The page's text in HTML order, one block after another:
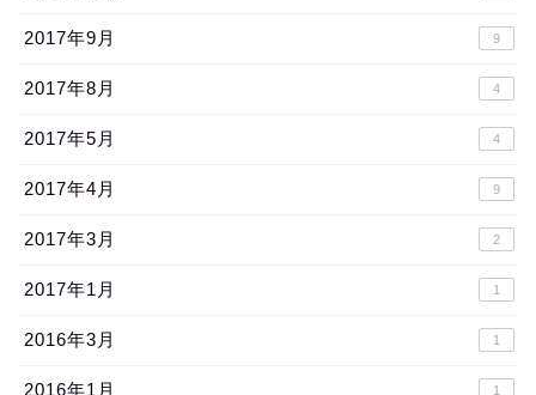
2017年9月 9
2017年8月 4
2017年5月 4
2017年4月 9
2017年3月 2
2017年1月 1
2016年3月 1
2016年1月 1